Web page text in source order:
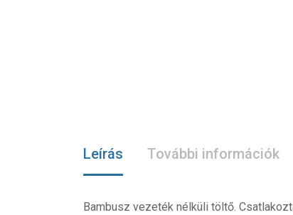
Leírás További információk
Bambusz vezeték nélküli töltő.